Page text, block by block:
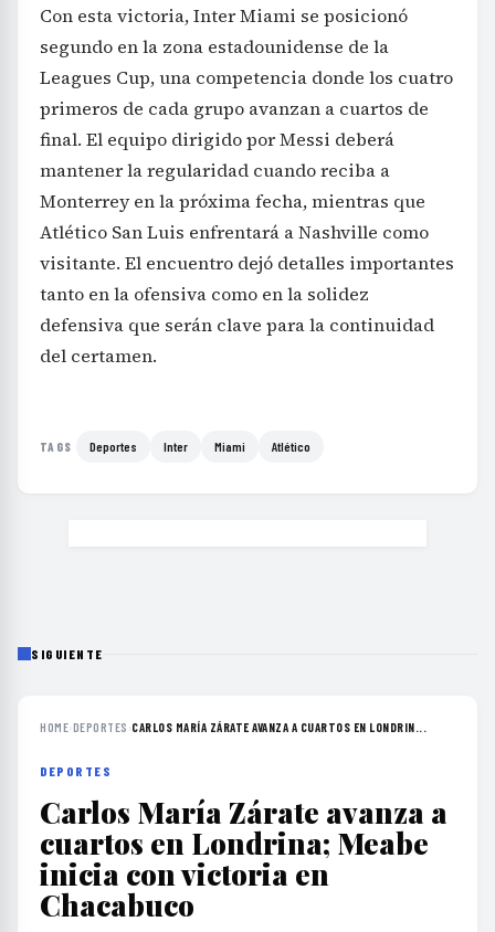
Con esta victoria, Inter Miami se posicionó
segundo en la zona estadounidense de la
Leagues Cup, una competencia donde los cuatro
primeros de cada grupo avanzan a cuartos de
final. El equipo dirigido por Messi deberá
mantener la regularidad cuando reciba a
Monterrey en la próxima fecha, mientras que
Atlético San Luis enfrentará a Nashville como
visitante. El encuentro dejó detalles importantes
tanto en la ofensiva como en la solidez
defensiva que serán clave para la continuidad
del certamen.
TAGS Deportes Inter Miami Atlético
SIGUIENTE
HOME›DEPORTES ›CARLOS MARÍA ZÁRATE AVANZA A CUARTOS EN LONDRIN...
DEPORTES
Carlos María Zárate avanza a
cuartos en Londrina; Meabe
inicia con victoria en
Chacabuco